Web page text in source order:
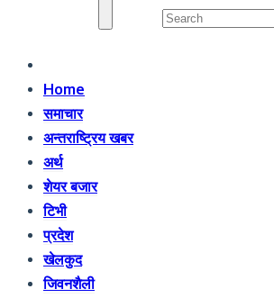
Home
समाचार
अन्तराष्ट्रिय खबर
अर्थ
शेयर बजार
टिभी
प्रदेश
खेलकुद
जिवनशैली